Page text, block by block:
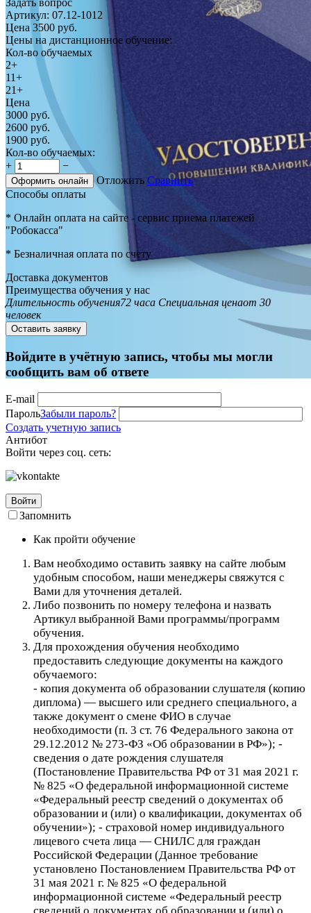
Артикул: 07.12-1012
Цена 3500 руб.
Цены на дистанционное обучение:
Кол-во обучаемых
2+
11+
21+
Цена
3000 руб.
2600 руб.
1900 руб.
Кол-во обучаемых:
+
−
Оформить онлайн Отложить Сравнить
Способы оплаты
* Онлайн оплата на сайте - сервис приема платежей
"Робокасса"
* Безналичная оплата по счету
Доставка документов
Преимущества обучения у нас
Длительность обучения72 часа Специальная ценаот 30
человек
Оставить заявку
Войдите в учётную запись, чтобы мы могли
сообщить вам об ответе
E-mail
ПарольЗабыли пароль?
Создать учетную запись
Антибот
Войти через соц. сеть:
Войти
Запомнить
Как пройти обучение
Вам необходимо оставить заявку на сайте любым
удобным способом, наши менеджеры свяжутся с
Вами для уточнения деталей.
Либо позвонить по номеру телефона и назвать
Артикул выбранной Вами программы/программ
обучения.
Для прохождения обучения необходимо
предоставить следующие документы на каждого
обучаемого:
- копия документа об образовании слушателя (копию
диплома) — высшего или среднего специального, а
также документ о смене ФИО в случае
необходимости (п. 3 ст. 76 Федерального закона от
29.12.2012 № 273-ФЗ «Об образовании в РФ»); -
сведения о дате рождения слушателя
(Постановление Правительства РФ от 31 мая 2021 г.
№ 825 «О федеральной информационной системе
«Федеральный реестр сведений о документах об
образовании и (или) о квалификации, документах об
обучении»); - страховой номер индивидуального
лицевого счета лица — СНИЛС для граждан
Российской Федерации (Данное требование
установлено Постановлением Правительства РФ от
31 мая 2021 г. № 825 «О федеральной
информационной системе «Федеральный реестр